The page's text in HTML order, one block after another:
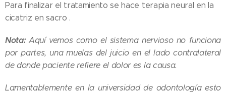
Para finalizar el tratamiento se hace terapia neural en la
cicatriz en sacro .
Nota:Aquí vemos como el sistema nervioso no funciona
por partes, una muelas del juicio en el lado contralateral
de donde paciente refiere el dolor es la causa.
Lamentablemente en la universidad de odontología esto